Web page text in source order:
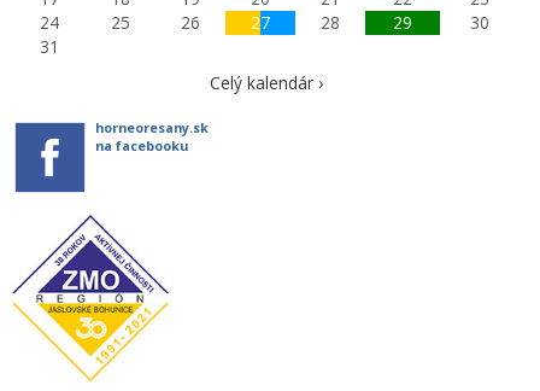
24
25 26 27 28 29
30
31
Celý kalendár ›
horneoresany.sk
na facebooku